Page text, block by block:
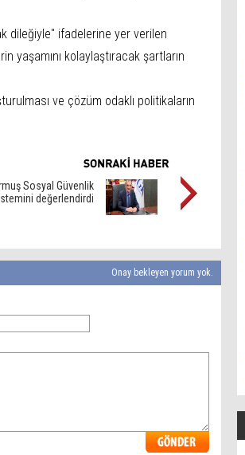
dileğiyle" ifadelerine yer verilen
yaşamını kolaylaştıracak şartların
ve çözüm odaklı politikaların
Sosyal Güvenlik
değerlendirdi
Onay bekleyen yorum yok.